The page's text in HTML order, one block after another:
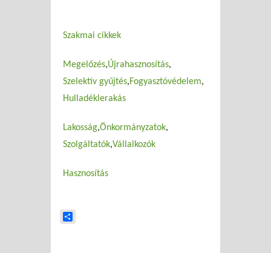
Szakmai cikkek
Megelőzés Újrahasznosítás
Szelektív gyűjtés Fogyasztóvédelem
Hulladéklerakás
Lakosság Önkormányzatok
Szolgáltatók Vállalkozók
Hasznosítás